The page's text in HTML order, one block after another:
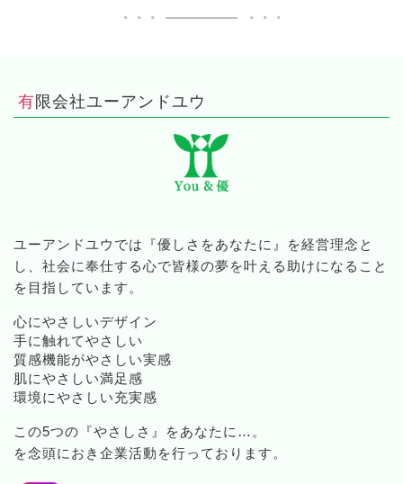
有限会社ユーアンドユウ
ユーアンドユウでは『優しさをあなたに』を経営理念と
し、社会に奉仕する心で皆様の夢を叶える助けになること
を目指しています。
心にやさしいデザイン
手に触れてやさしい
質感機能がやさしい実感
肌にやさしい満足感
環境にやさしい充実感
この5つの『やさしさ』をあなたに…。
を念頭におき企業活動を行っております。